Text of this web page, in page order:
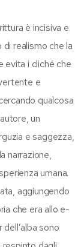
è incisiva e
realismo che la
evita i cliché che
e
qualcosa
un
e saggezza,
narrazione,
umana.
aggiungendo
che era allo e-
sono